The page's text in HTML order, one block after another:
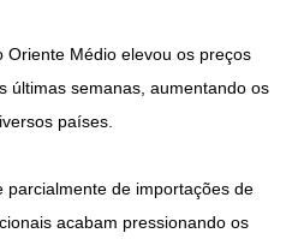
Oriente Médio elevou os preços
últimas semanas, aumentando os
países.
parcialmente de importações de
acabam pressionando os